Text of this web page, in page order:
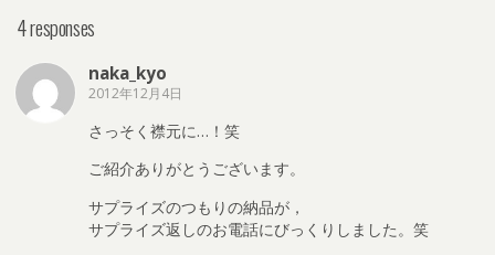
4 responses
naka_kyo
2012年12月4日
さっそく襟元に…！笑
ご紹介ありがとうございます。
サプライズのつもりの納品が，
サプライズ返しのお電話にびっくりしました。笑